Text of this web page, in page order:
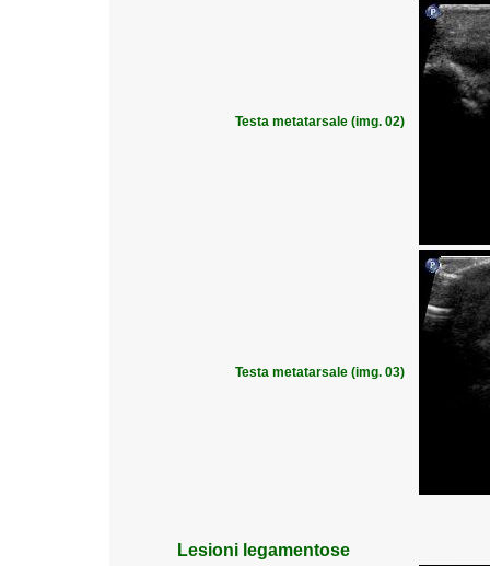
Testa metatarsale (img. 02)
Testa metatarsale (img. 03)
Lesioni legamentose